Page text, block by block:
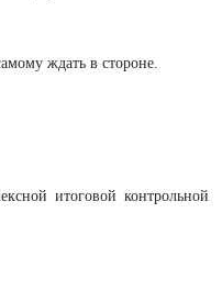
ждать в стороне.
итоговой контрольной